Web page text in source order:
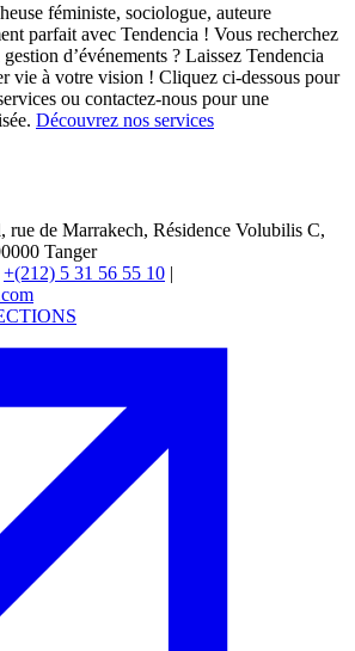
féministe, sociologue, auteure
parfait avec Tendencia ! Vous recherchez
d’événements ? Laissez Tendencia
vie à votre vision ! Cliquez ci-dessous pour
ou contactez-nous pour une
Découvrez nos services
rue de Marrakech, Résidence Volubilis C,
Tanger
+(212) 5 31 56 55 10 |